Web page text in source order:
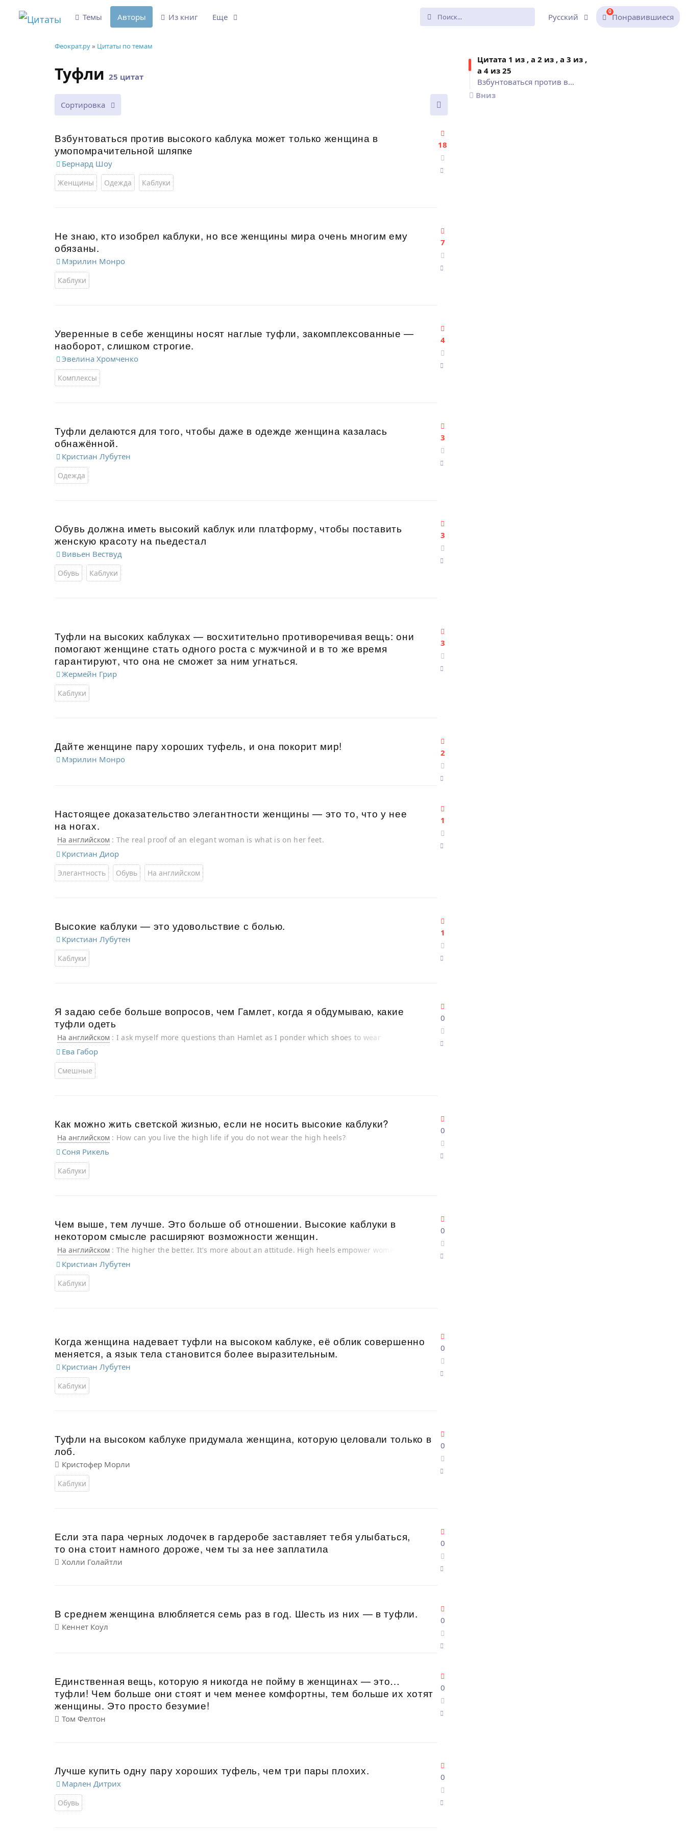
Феократ.ру» Цитаты по темам
Туфли 25 цитат
Сортировка
Взбунтоваться против высокого каблука может только женщина в
умопомрачительной шляпке
Бернард Шоу
Женщины Одежда Каблуки
18
Не знаю, кто изобрел каблуки, но все женщины мира очень многим ему
обязаны.
Мэрилин Монро
Каблуки
7
Уверенные в себе женщины носят наглые туфли, закомплексованные —
наоборот, слишком строгие.
Эвелина Хромченко
Комплексы
4
Туфли делаются для того, чтобы даже в одежде женщина казалась
обнажённой.
Кристиан Лубутен
Одежда
3
Обувь должна иметь высокий каблук или платформу, чтобы поставить
женскую красоту на пьедестал
Вивьен Вествуд
Обувь Каблуки
3
Туфли на высоких каблуках — восхитительно противоречивая вещь: они
помогают женщине стать одного роста с мужчиной и в то же время
гарантируют, что она не сможет за ним угнаться.
Жермейн Грир
Каблуки
3
Дайте женщине пару хороших туфель, и она покорит мир!
Мэрилин Монро
2
Настоящее доказательство элегантности женщины — это то, что у нее
на ногах.
На английском : The real proof of an elegant woman is what is on her feet.
Кристиан Диор
Элегантность Обувь На английском
1
Высокие каблуки — это удовольствие с болью.
Кристиан Лубутен
Каблуки
1
Я задаю себе больше вопросов, чем Гамлет, когда я обдумываю, какие
туфли одеть
На английском : I ask myself more questions than Hamlet as I ponder which shoes to wear
Ева Габор
Смешные
0
Как можно жить светской жизнью, если не носить высокие каблуки?
На английском : How can you live the high life if you do not wear the high heels?
Соня Рикель
Каблуки
0
Чем выше, тем лучше. Это больше об отношении. Высокие каблуки в
некотором смысле расширяют возможности женщин.
На английском : The higher the better. It's more about an attitude. High heels empower women in a
way.
Кристиан Лубутен
Каблуки
0
Когда женщина надевает туфли на высоком каблуке, её облик совершенно
меняется, а язык тела становится более выразительным.
Кристиан Лубутен
Каблуки
0
Туфли на высоком каблуке придумала женщина, которую целовали только в
лоб.
Кристофер Морли
Каблуки
0
Если эта пара черных лодочек в гардеробе заставляет тебя улыбаться,
то она стоит намного дороже, чем ты за нее заплатила⠀
Холли Голайтли
0
В среднем женщина влюбляется семь раз в год. Шесть из них — в туфли.
Кеннет Коул
0
Единственная вещь, которую я никогда не пойму в женщинах — это…
туфли! Чем больше они стоят и чем менее комфортны, тем больше их хотят
женщины. Это просто безумие!
Том Фелтон
0
Лучше купить одну пару хороших туфель, чем три пары плохих.
Марлен Дитрих
Обувь
0
Цитата 1 из , а 2 из , а 3 из ,
а 4 из 25
Взбунтоваться против высокого каблука может..., Не знаю, кто изобрел каблуки,..., Уверенные в себе женщины носят..., Туфли делаются для того, чтобы...
Вниз
Темы Авторы Из книг Еще Русский
0
Понравившиеся